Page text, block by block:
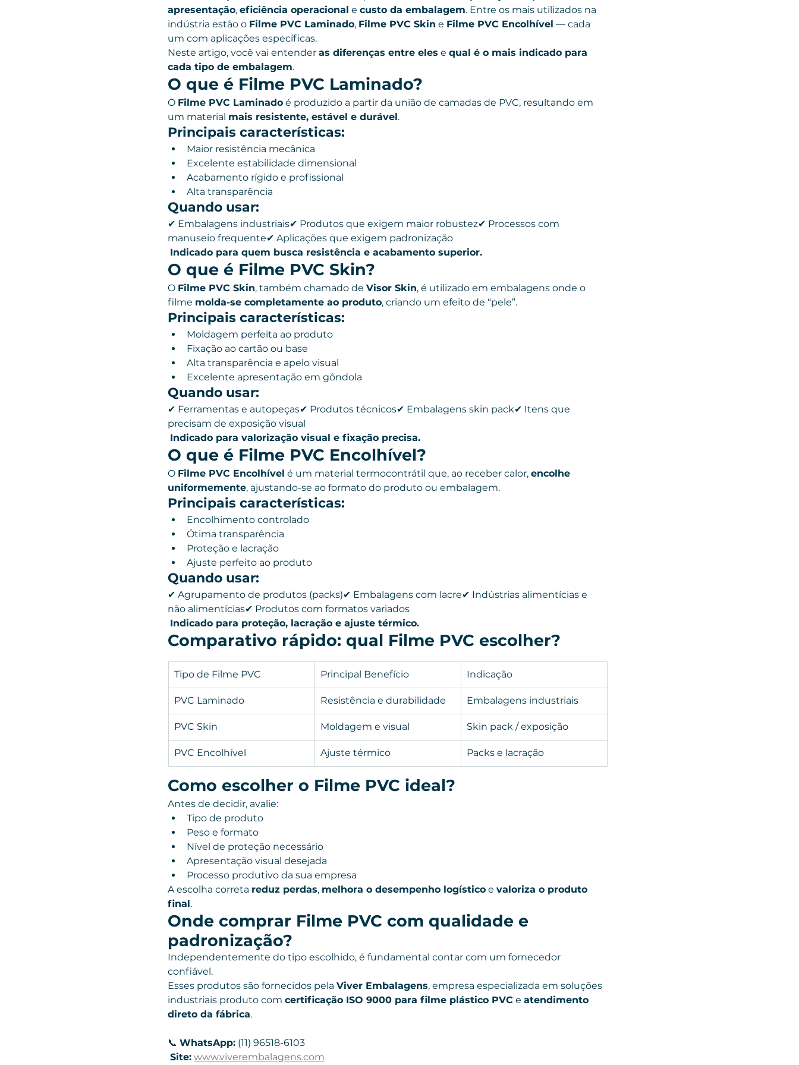
apresentação, eficiência operacional e custo da embalagem. Entre os mais utilizados na
indústria estão o Filme PVC Laminado, Filme PVC Skin e Filme PVC Encolhível — cada
um com aplicações específicas.
Neste artigo, você vai entender as diferenças entre eles e qual é o mais indicado para
cada tipo de embalagem.
O que é Filme PVC Laminado?
O Filme PVC Laminado é produzido a partir da união de camadas de PVC, resultando em
um material mais resistente, estável e durável.
Principais características:
Maior resistência mecânica
Excelente estabilidade dimensional
Acabamento rígido e profissional
Alta transparência
Quando usar:
✔ Embalagens industriais✔ Produtos que exigem maior robustez✔ Processos com
manuseio frequente✔ Aplicações que exigem padronização
Indicado para quem busca resistência e acabamento superior.
O que é Filme PVC Skin?
O Filme PVC Skin, também chamado de Visor Skin, é utilizado em embalagens onde o
filme molda-se completamente ao produto, criando um efeito de “pele”.
Principais características:
Moldagem perfeita ao produto
Fixação ao cartão ou base
Alta transparência e apelo visual
Excelente apresentação em gôndola
Quando usar:
✔ Ferramentas e autopeças✔ Produtos técnicos✔ Embalagens skin pack✔ Itens que
precisam de exposição visual
Indicado para valorização visual e fixação precisa.
O que é Filme PVC Encolhível?
O Filme PVC Encolhível é um material termocontrátil que, ao receber calor, encolhe
uniformemente, ajustando-se ao formato do produto ou embalagem.
Principais características:
Encolhimento controlado
Ótima transparência
Proteção e lacração
Ajuste perfeito ao produto
Quando usar:
✔ Agrupamento de produtos (packs)✔ Embalagens com lacre✔ Indústrias alimentícias e
não alimentícias✔ Produtos com formatos variados
Indicado para proteção, lacração e ajuste térmico.
Comparativo rápido: qual Filme PVC escolher?
Tipo de Filme PVC Principal Benefício Indicação
PVC Laminado Resistência e durabilidade Embalagens industriais
PVC Skin Moldagem e visual Skin pack / exposição
PVC Encolhível Ajuste térmico Packs e lacração
Como escolher o Filme PVC ideal?
Antes de decidir, avalie:
Tipo de produto
Peso e formato
Nível de proteção necessário
Apresentação visual desejada
Processo produtivo da sua empresa
A escolha correta reduz perdas, melhora o desempenho logístico e valoriza o produto
final.
Onde comprar Filme PVC com qualidade e
padronização?
Independentemente do tipo escolhido, é fundamental contar com um fornecedor
confiável.
Esses produtos são fornecidos pela Viver Embalagens, empresa especializada em soluções
industriais produto com certificação ISO 9000 para filme plástico PVC e atendimento
direto da fábrica.
📞 WhatsApp: (11) 96518-6103
Site: www.viverembalagens.com